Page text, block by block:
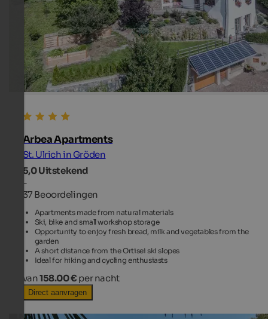
Arbea Apartments
St. Ulrich in Gröden
5,0Uitstekend
-
37 Beoordelingen
Apartments made from natural materials
Ski, bike and small workshop storage
Opportunity to enjoy fresh bread, milk and vegetables from the
garden
A short distance from the Ortisei ski slopes
Ideal for hiking and cycling enthusiasts
van158.00 € per nacht
Direct aanvragen